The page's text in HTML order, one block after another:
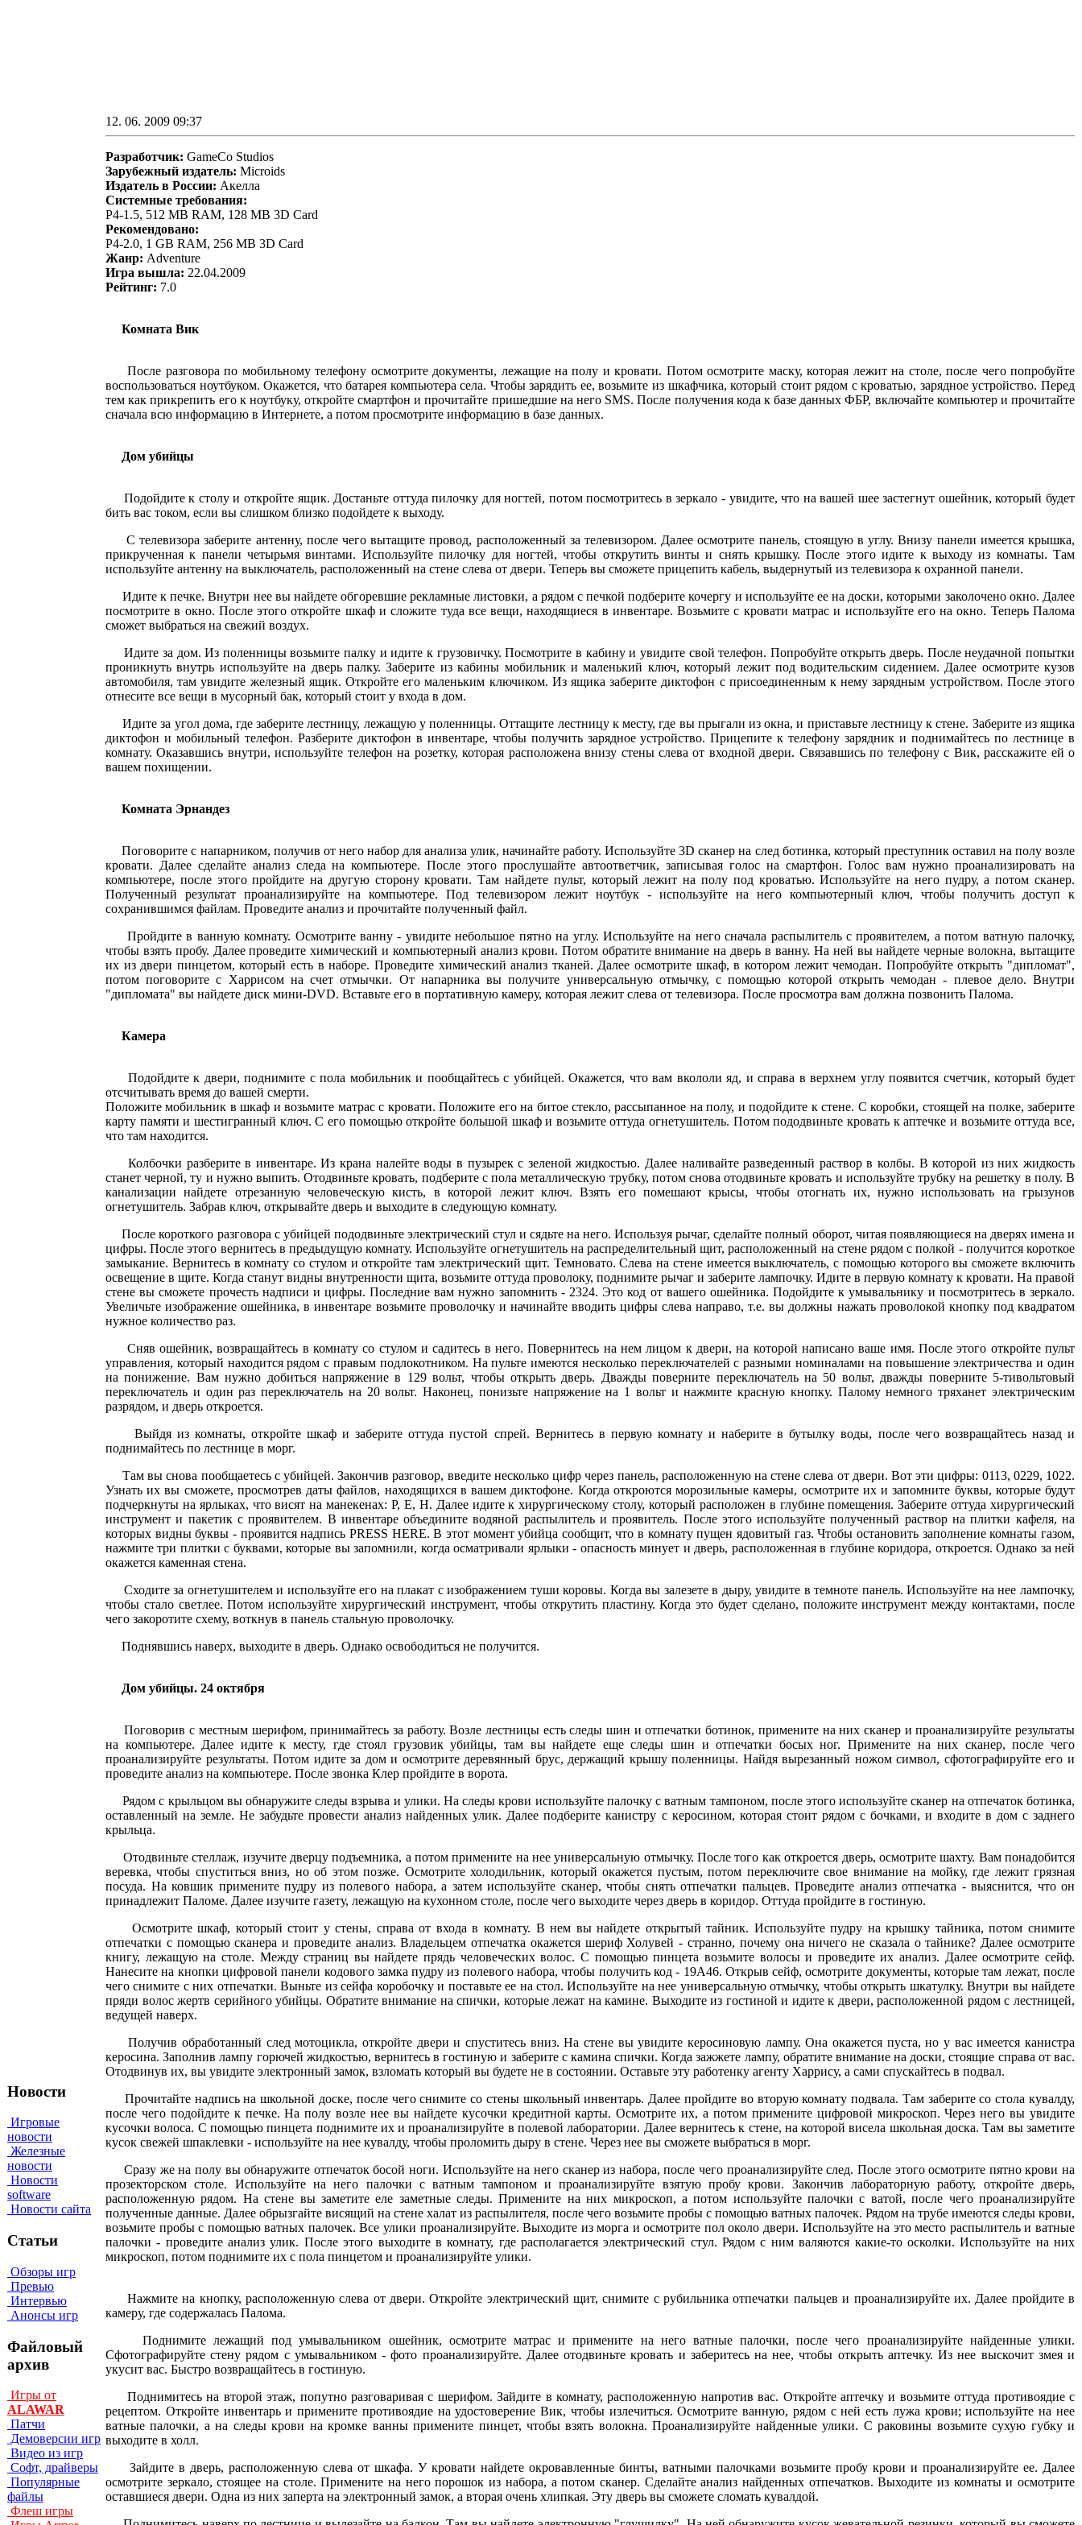
Новости
Игровые
новости
Железные
новости
Новости
software
Новости сайта
Статьи
Обзоры игр
Превью
Интервью
Анонсы игр
Файловый
архив
Игры от
ALAWAR
Патчи
Демоверсии игр
Видео из игр
Софт, драйверы
Популярные
файлы
Флеш игры
12. 06. 2009 09:37
Разработчик: GameCo Studios
Зарубежный издатель: Microids
Издатель в России: Акелла
Системные требования:
P4-1.5, 512 MB RAM, 128 MB 3D Card
Рекомендовано:
P4-2.0, 1 GB RAM, 256 MB 3D Card
Жанр: Adventure
Игра вышла: 22.04.2009
Рейтинг: 7.0
Комната Вик
После разговора по мобильному телефону осмотрите документы, лежащие на полу и кровати. Потом осмотрите маску, которая лежит на столе, после чего попробуйте
воспользоваться ноутбуком. Окажется, что батарея компьютера села. Чтобы зарядить ее, возьмите из шкафчика, который стоит рядом с кроватью, зарядное устройство. Перед
тем как прикрепить его к ноутбуку, откройте смартфон и прочитайте пришедшие на него SMS. После получения кода к базе данных ФБР, включайте компьютер и прочитайте
сначала всю информацию в Интернете, а потом просмотрите информацию в базе данных.
Дом убийцы
Подойдите к столу и откройте ящик. Достаньте оттуда пилочку для ногтей, потом посмотритесь в зеркало - увидите, что на вашей шее застегнут ошейник, который будет
бить вас током, если вы слишком близко подойдете к выходу.
С телевизора заберите антенну, после чего вытащите провод, расположенный за телевизором. Далее осмотрите панель, стоящую в углу. Внизу панели имеется крышка,
прикрученная к панели четырьмя винтами. Используйте пилочку для ногтей, чтобы открутить винты и снять крышку. После этого идите к выходу из комнаты. Там
используйте антенну на выключатель, расположенный на стене слева от двери. Теперь вы сможете прицепить кабель, выдернутый из телевизора к охранной панели.
Идите к печке. Внутри нее вы найдете обгоревшие рекламные листовки, а рядом с печкой подберите кочергу и используйте ее на доски, которыми заколочено окно. Далее
посмотрите в окно. После этого откройте шкаф и сложите туда все вещи, находящиеся в инвентаре. Возьмите с кровати матрас и используйте его на окно. Теперь Палома
сможет выбраться на свежий воздух.
Идите за дом. Из поленницы возьмите палку и идите к грузовичку. Посмотрите в кабину и увидите свой телефон. Попробуйте открыть дверь. После неудачной попытки
проникнуть внутрь используйте на дверь палку. Заберите из кабины мобильник и маленький ключ, который лежит под водительским сидением. Далее осмотрите кузов
автомобиля, там увидите железный ящик. Откройте его маленьким ключиком. Из ящика заберите диктофон с присоединенным к нему зарядным устройством. После этого
отнесите все вещи в мусорный бак, который стоит у входа в дом.
Идите за угол дома, где заберите лестницу, лежащую у поленницы. Оттащите лестницу к месту, где вы прыгали из окна, и приставьте лестницу к стене. Заберите из ящика
диктофон и мобильный телефон. Разберите диктофон в инвентаре, чтобы получить зарядное устройство. Прицепите к телефону зарядник и поднимайтесь по лестнице в
комнату. Оказавшись внутри, используйте телефон на розетку, которая расположена внизу стены слева от входной двери. Связавшись по телефону с Вик, расскажите ей о
вашем похищении.
Комната Эрнандез
Поговорите с напарником, получив от него набор для анализа улик, начинайте работу. Используйте 3D сканер на след ботинка, который преступник оставил на полу возле
кровати. Далее сделайте анализ следа на компьютере. После этого прослушайте автоответчик, записывая голос на смартфон. Голос вам нужно проанализировать на
компьютере, после этого пройдите на другую сторону кровати. Там найдете пульт, который лежит на полу под кроватью. Используйте на него пудру, а потом сканер.
Полученный результат проанализируйте на компьютере. Под телевизором лежит ноутбук - используйте на него компьютерный ключ, чтобы получить доступ к
сохранившимся файлам. Проведите анализ и прочитайте полученный файл.
Пройдите в ванную комнату. Осмотрите ванну - увидите небольшое пятно на углу. Используйте на него сначала распылитель с проявителем, а потом ватную палочку,
чтобы взять пробу. Далее проведите химический и компьютерный анализ крови. Потом обратите внимание на дверь в ванну. На ней вы найдете черные волокна, вытащите
их из двери пинцетом, который есть в наборе. Проведите химический анализ тканей. Далее осмотрите шкаф, в котором лежит чемодан. Попробуйте открыть "дипломат",
потом поговорите с Харрисом на счет отмычки. От напарника вы получите универсальную отмычку, с помощью которой открыть чемодан - плевое дело. Внутри
"дипломата" вы найдете диск мини-DVD. Вставьте его в портативную камеру, которая лежит слева от телевизора. После просмотра вам должна позвонить Палома.
Камера
Подойдите к двери, поднимите с пола мобильник и пообщайтесь с убийцей. Окажется, что вам вкололи яд, и справа в верхнем углу появится счетчик, который будет
отсчитывать время до вашей смерти.
Положите мобильник в шкаф и возьмите матрас с кровати. Положите его на битое стекло, рассыпанное на полу, и подойдите к стене. С коробки, стоящей на полке, заберите
карту памяти и шестигранный ключ. С его помощью откройте большой шкаф и возьмите оттуда огнетушитель. Потом пододвиньте кровать к аптечке и возьмите оттуда все,
что там находится.
Колбочки разберите в инвентаре. Из крана налейте воды в пузырек с зеленой жидкостью. Далее наливайте разведенный раствор в колбы. В которой из них жидкость
станет черной, ту и нужно выпить. Отодвиньте кровать, подберите с пола металлическую трубку, потом снова отодвиньте кровать и используйте трубку на решетку в полу. В
канализации найдете отрезанную человеческую кисть, в которой лежит ключ. Взять его помешают крысы, чтобы отогнать их, нужно использовать на грызунов
огнетушитель. Забрав ключ, открывайте дверь и выходите в следующую комнату.
После короткого разговора с убийцей пододвиньте электрический стул и сядьте на него. Используя рычаг, сделайте полный оборот, читая появляющиеся на дверях имена и
цифры. После этого вернитесь в предыдущую комнату. Используйте огнетушитель на распределительный щит, расположенный на стене рядом с полкой - получится короткое
замыкание. Вернитесь в комнату со стулом и откройте там электрический щит. Темновато. Слева на стене имеется выключатель, с помощью которого вы сможете включить
освещение в щите. Когда станут видны внутренности щита, возьмите оттуда проволоку, поднимите рычаг и заберите лампочку. Идите в первую комнату к кровати. На правой
стене вы сможете прочесть надписи и цифры. Последние вам нужно запомнить - 2324. Это код от вашего ошейника. Подойдите к умывальнику и посмотритесь в зеркало.
Увеличьте изображение ошейника, в инвентаре возьмите проволочку и начинайте вводить цифры слева направо, т.е. вы должны нажать проволокой кнопку под квадратом
нужное количество раз.
Сняв ошейник, возвращайтесь в комнату со стулом и садитесь в него. Повернитесь на нем лицом к двери, на которой написано ваше имя. После этого откройте пульт
управления, который находится рядом с правым подлокотником. На пульте имеются несколько переключателей с разными номиналами на повышение электричества и один
на понижение. Вам нужно добиться напряжение в 129 вольт, чтобы открыть дверь. Дважды поверните переключатель на 50 вольт, дважды поверните 5-тивольтовый
переключатель и один раз переключатель на 20 вольт. Наконец, понизьте напряжение на 1 вольт и нажмите красную кнопку. Палому немного тряханет электрическим
разрядом, и дверь откроется.
Выйдя из комнаты, откройте шкаф и заберите оттуда пустой спрей. Вернитесь в первую комнату и наберите в бутылку воды, после чего возвращайтесь назад и
поднимайтесь по лестнице в морг.
Там вы снова пообщаетесь с убийцей. Закончив разговор, введите несколько цифр через панель, расположенную на стене слева от двери. Вот эти цифры: 0113, 0229, 1022.
Узнать их вы сможете, просмотрев даты файлов, находящихся в вашем диктофоне. Когда откроются морозильные камеры, осмотрите их и запомните буквы, которые будут
подчеркнуты на ярлыках, что висят на манекенах: Р, Е, Н. Далее идите к хирургическому столу, который расположен в глубине помещения. Заберите оттуда хирургический
инструмент и пакетик с проявителем. В инвентаре объедините водяной распылитель и проявитель. После этого используйте полученный раствор на плитки кафеля, на
которых видны буквы - проявится надпись PRESS HERE. В этот момент убийца сообщит, что в комнату пущен ядовитый газ. Чтобы остановить заполнение комнаты газом,
нажмите три плитки с буквами, которые вы запомнили, когда осматривали ярлыки - опасность минует и дверь, расположенная в глубине коридора, откроется. Однако за ней
окажется каменная стена.
Сходите за огнетушителем и используйте его на плакат с изображением туши коровы. Когда вы залезете в дыру, увидите в темноте панель. Используйте на нее лампочку,
чтобы стало светлее. Потом используйте хирургический инструмент, чтобы открутить пластину. Когда это будет сделано, положите инструмент между контактами, после
чего закоротите схему, воткнув в панель стальную проволочку.
Поднявшись наверх, выходите в дверь. Однако освободиться не получится.
Дом убийцы. 24 октября
Поговорив с местным шерифом, принимайтесь за работу. Возле лестницы есть следы шин и отпечатки ботинок, примените на них сканер и проанализируйте результаты
на компьютере. Далее идите к месту, где стоял грузовик убийцы, там вы найдете еще следы шин и отпечатки босых ног. Примените на них сканер, после чего
проанализируйте результаты. Потом идите за дом и осмотрите деревянный брус, держащий крышу поленницы. Найдя вырезанный ножом символ, сфотографируйте его и
проведите анализ на компьютере. После звонка Клер пройдите в ворота.
Рядом с крыльцом вы обнаружите следы взрыва и улики. На следы крови используйте палочку с ватным тампоном, после этого используйте сканер на отпечаток ботинка,
оставленный на земле. Не забудьте провести анализ найденных улик. Далее подберите канистру с керосином, которая стоит рядом с бочками, и входите в дом с заднего
крыльца.
Отодвиньте стеллаж, изучите дверцу подъемника, а потом примените на нее универсальную отмычку. После того как откроется дверь, осмотрите шахту. Вам понадобится
веревка, чтобы спуститься вниз, но об этом позже. Осмотрите холодильник, который окажется пустым, потом переключите свое внимание на мойку, где лежит грязная
посуда. На ковшик примените пудру из полевого набора, а затем используйте сканер, чтобы снять отпечатки пальцев. Проведите анализ отпечатка - выяснится, что он
принадлежит Паломе. Далее изучите газету, лежащую на кухонном столе, после чего выходите через дверь в коридор. Оттуда пройдите в гостиную.
Осмотрите шкаф, который стоит у стены, справа от входа в комнату. В нем вы найдете открытый тайник. Используйте пудру на крышку тайника, потом снимите
отпечатки с помощью сканера и проведите анализ. Владельцем отпечатка окажется шериф Холувей - странно, почему она ничего не сказала о тайнике? Далее осмотрите
книгу, лежащую на столе. Между страниц вы найдете прядь человеческих волос. С помощью пинцета возьмите волосы и проведите их анализ. Далее осмотрите сейф.
Нанесите на кнопки цифровой панели кодового замка пудру из полевого набора, чтобы получить код - 19А46. Открыв сейф, осмотрите документы, которые там лежат, после
чего снимите с них отпечатки. Выньте из сейфа коробочку и поставьте ее на стол. Используйте на нее универсальную отмычку, чтобы открыть шкатулку. Внутри вы найдете
пряди волос жертв серийного убийцы. Обратите внимание на спички, которые лежат на камине. Выходите из гостиной и идите к двери, расположенной рядом с лестницей,
ведущей наверх.
Получив обработанный след мотоцикла, откройте двери и спуститесь вниз. На стене вы увидите керосиновую лампу. Она окажется пуста, но у вас имеется канистра
керосина. Заполнив лампу горючей жидкостью, вернитесь в гостиную и заберите с камина спички. Когда зажжете лампу, обратите внимание на доски, стоящие справа от вас.
Отодвинув их, вы увидите электронный замок, взломать который вы будете не в состоянии. Оставьте эту работенку агенту Харрису, а сами спускайтесь в подвал.
Прочитайте надпись на школьной доске, после чего снимите со стены школьный инвентарь. Далее пройдите во вторую комнату подвала. Там заберите со стола кувалду,
после чего подойдите к печке. На полу возле нее вы найдете кусочки кредитной карты. Осмотрите их, а потом примените цифровой микроскоп. Через него вы увидите
кусочки волоса. С помощью пинцета поднимите их и проанализируйте в полевой лаборатории. Далее вернитесь к стене, на которой висела школьная доска. Там вы заметите
кусок свежей шпаклевки - используйте на нее кувалду, чтобы проломить дыру в стене. Через нее вы сможете выбраться в морг.
Сразу же на полу вы обнаружите отпечаток босой ноги. Используйте на него сканер из набора, после чего проанализируйте след. После этого осмотрите пятно крови на
прозекторском столе. Используйте на него палочки с ватным тампоном и проанализируйте взятую пробу крови. Закончив лабораторную работу, откройте дверь,
расположенную рядом. На стене вы заметите еле заметные следы. Примените на них микроскоп, а потом используйте палочки с ватой, после чего проанализируйте
полученные данные. Далее обрызгайте висящий на стене халат из распылителя, после чего возьмите пробы с помощью ватных палочек. Рядом на трубе имеются следы крови,
возьмите пробы с помощью ватных палочек. Все улики проанализируйте. Выходите из морга и осмотрите пол около двери. Используйте на это место распылитель и ватные
палочки - проведите анализ улик. После этого выходите в комнату, где располагается электрический стул. Рядом с ним валяются какие-то осколки. Используйте на них
микроскоп, потом поднимите их с пола пинцетом и проанализируйте улики.
Нажмите на кнопку, расположенную слева от двери. Откройте электрический щит, снимите с рубильника отпечатки пальцев и проанализируйте их. Далее пройдите в
камеру, где содержалась Палома.
Поднимите лежащий под умывальником ошейник, осмотрите матрас и примените на него ватные палочки, после чего проанализируйте найденные улики.
Сфотографируйте стену рядом с умывальником - фото проанализируйте. Далее отодвиньте кровать и заберитесь на нее, чтобы открыть аптечку. Из нее выскочит змея и
укусит вас. Быстро возвращайтесь в гостиную.
Поднимитесь на второй этаж, попутно разговаривая с шерифом. Зайдите в комнату, расположенную напротив вас. Откройте аптечку и возьмите оттуда противоядие с
рецептом. Откройте инвентарь и примените противоядие на удостоверение Вик, чтобы излечиться. Осмотрите ванную, рядом с ней есть лужа крови; используйте на нее
ватные палочки, а на следы крови на кромке ванны примените пинцет, чтобы взять волокна. Проанализируйте найденные улики. С раковины возьмите сухую губку и
выходите в холл.
Зайдите в дверь, расположенную слева от шкафа. У кровати найдете окровавленные бинты, ватными палочками возьмите пробу крови и проанализируйте ее. Далее
осмотрите зеркало, стоящее на столе. Примените на него порошок из набора, а потом сканер. Сделайте анализ найденных отпечатков. Выходите из комнаты и осмотрите
оставшиеся двери. Одна из них заперта на электронный замок, а вторая очень хлипкая. Эту дверь вы сможете сломать кувалдой.